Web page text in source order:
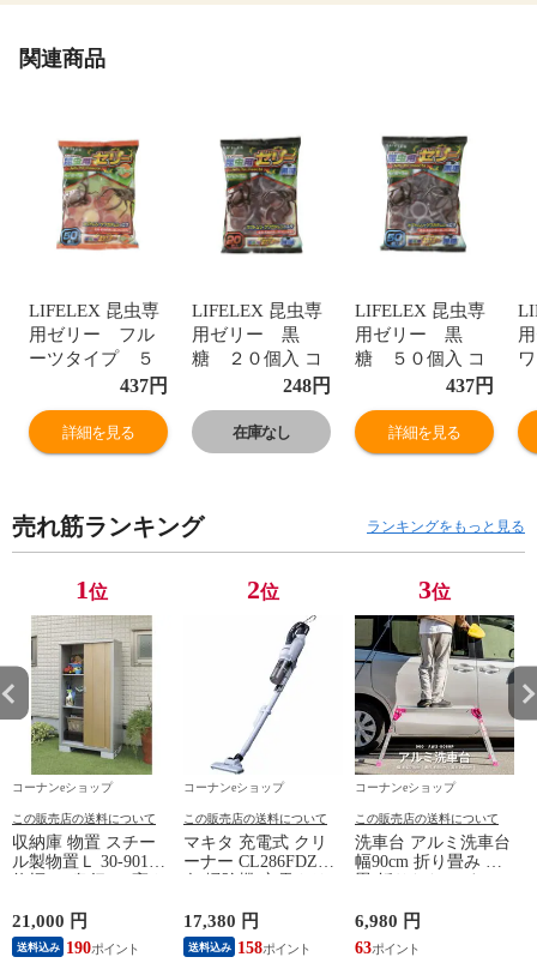
関連商品
LIFELEX 昆虫専
用ゼリー フル
ーツタイプ ５
０個入 コーナン
オリジナル
437円
詳細を見る
LIFELEX 昆虫専
用ゼリー 黒
糖 ２０個入 コ
ーナンオリジナ
ル
248円
在庫なし
LIFELEX 昆虫専
用ゼリー 黒
糖 ５０個入 コ
ーナンオリジナ
ル
437円
詳細を見る
売れ筋ランキング ランキングをもっと見る
1位
コーナンeショップ
この販売店の送料について
収納庫 物置 スチー
ル製物置Ｌ 30-9016
ンオリジナル
LIFELEX 【送料込
み】スチール製 収納
21,000 円
送料込み 190
2位
コーナンeショップ
この販売店の送料について
マキタ 充電式 クリ
ーナー CL286FDZW
ルな吸引力 18V サイ
クロン一体式 新生活
収納簡単 持ち運び便
17,380 円
送料込み 158
3位
コーナンeショップ
この販売店の送料について
洗車台 アルミ洗車台
幅90cm 折り畳み 折
台 脚立 作業台 足場
さびにくい 丈夫 軽
量 コーナンオリジナ
6,980 円
63